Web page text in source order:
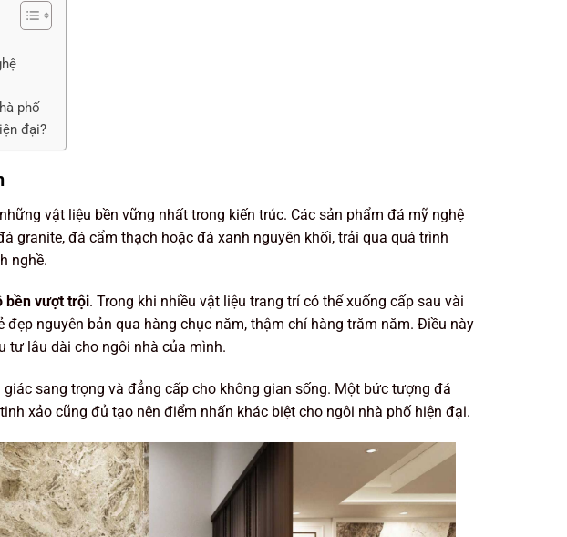
phố
đại?
vật liệu bền vững nhất trong kiến trúc. Các sản phẩm đá mỹ nghệ
granite, đá cẩm thạch hoặc đá xanh nguyên khối, trải qua quá trình
nghề.
bền vượt trội. Trong khi nhiều vật liệu trang trí có thể xuống cấp sau vài
nguyên bản qua hàng chục năm, thậm chí hàng trăm năm. Điều này
tư lâu dài cho ngôi nhà của mình.
sang trọng và đẳng cấp cho không gian sống. Một bức tượng đá
xảo cũng đủ tạo nên điểm nhấn khác biệt cho ngôi nhà phố hiện đại.